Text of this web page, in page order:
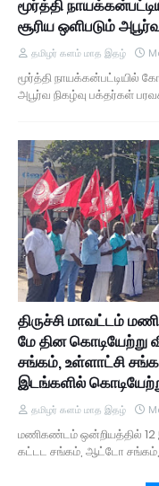
மூர்த்தி
சூரிய ஒளிபடும்
தமிழர் களம் மாத இதழ்
மூர்த்தி நாயக்கன்பட்டியில்
அபூர்வ நிகழ்வு பக்தர்கள்
திருச்சி மாவட்டம்
மே தின கொடியேற்று
சங்கம், உள்ளாட்சி
இடங்களில்
தமிழர் களம் மாத இதழ்
மணிகண்டம் ஒன்றியத்தில் 12
கட்டட சங்கம், ஆட்டோ